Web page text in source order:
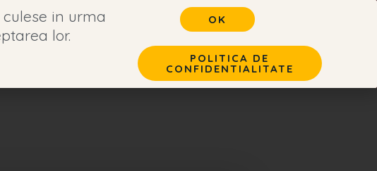
in urma
lor.
OK
POLITICA DE
CONFIDENTIALITATE